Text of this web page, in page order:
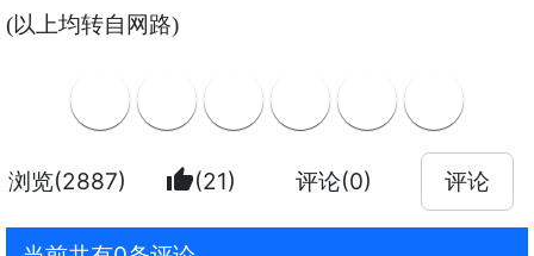
(以上均转自网路)
浏览(2887) thumb_up(21) 评论(0) 评论